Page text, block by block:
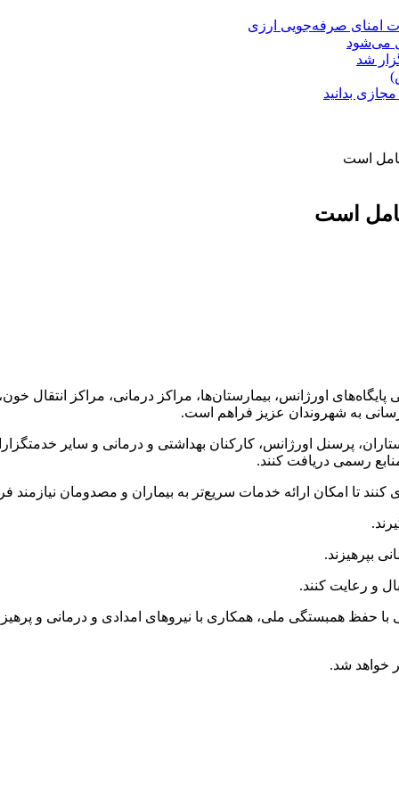
امنای صرفه‌جویی ارزی
می‌شود
شد
بدانید
است
است
پایگاه‌های اورژانس، بیمارستان‌ها، مراکز درمانی، مراکز
به شهروندان عزیز فراهم است.
پرسنل اورژانس، کارکنان بهداشتی و درمانی و سایر
رسمی دریافت کنند.
تا امکان ارائه خدمات سریع‌تر به بیماران و مصدومان نیازمند
بپرهیزند.
و رعایت کنند.
همبستگی ملی، همکاری با نیروهای امدادی و درمانی و پرهیز
خواهد شد.